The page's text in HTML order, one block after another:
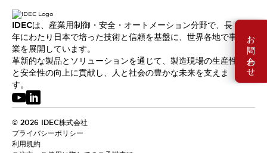
お問い合わせ
IDECは、産業用制御・安全・オートメーション分野で、長
年にわたり日本で培った技術と信頼を基盤に、世界各地で事
業を展開しています。
革新的な製品とソリューションを通じて、製造現場の生産性
と安全性の向上に貢献し、人と社会の豊かな未来を支えま
す。
© 2026 IDEC株式会社
プライバシーポリシー
利用規約